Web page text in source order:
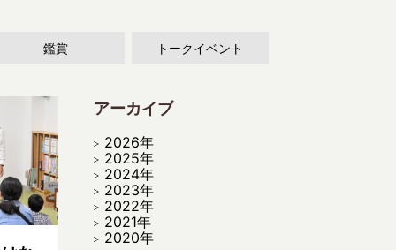
鑑賞 トークイベント
アーカイブ
2026年
2025年
2024年
2023年
2022年
2021年
2020年